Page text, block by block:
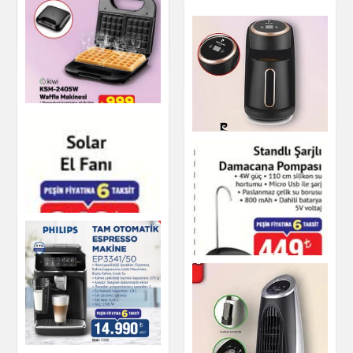
Küçük Ev Aletleri
Bella Gusto Stand
Mikser İnci Beyazı
Küçük Ev Aletleri
Led Işıklı Su Isıtıcı
Kettle
Küçük Ev Aletleri
Kiwi KSM-2405W
Waffle Makinesi
Küçük Ev Aletleri
Pierre Cardin Türk
Kahvesi Makinesi
Küçük Ev Aletleri
Standlı Şarjlı